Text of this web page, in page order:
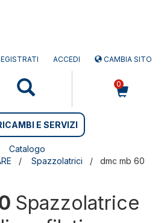
ACCEDI CAMBIA SITO
0
E SERVIZI
Catalogo
Spazzolatrici dmc mb 60
Spazzolatrice